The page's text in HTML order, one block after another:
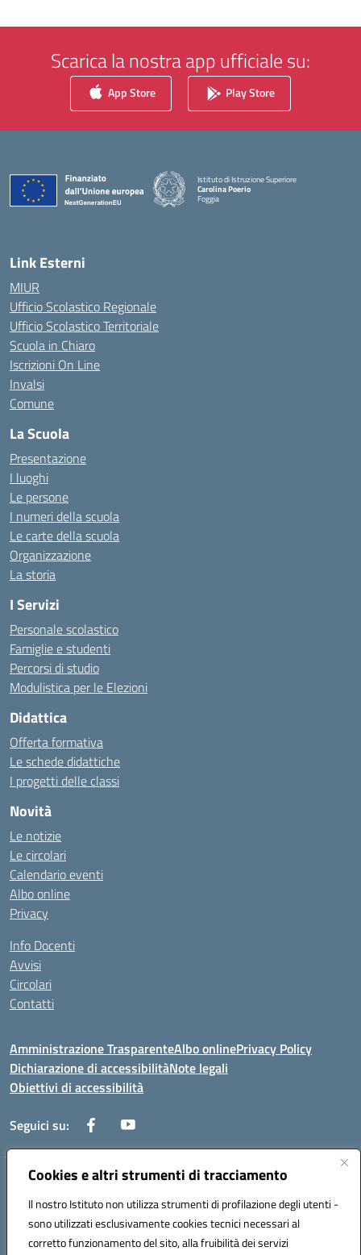
Cookies e altri strumenti di tracciamento
Il nostro Istituto non utilizza strumenti di profilazione degli utenti -
sono utilizzati esclusivamente cookies tecnici necessari al
corretto funzionamento del sito, alla fruibilità dei servizi
Scarica la nostra app ufficiale su:
App Store Play Store
Istituto di Istruzione Superiore
Carolina Poerio
Foggia
— Visita la pagina iniziale della scuola
Link Esterni
MIUR
Ufficio Scolastico Regionale
Ufficio Scolastico Territoriale
Scuola in Chiaro
Iscrizioni On Line
Invalsi
Comune
La Scuola
Presentazione
I luoghi
Le persone
I numeri della scuola
Le carte della scuola
Organizzazione
La storia
I Servizi
Personale scolastico
Famiglie e studenti
Percorsi di studio
Modulistica per le Elezioni
Didattica
Offerta formativa
Le schede didattiche
I progetti delle classi
Novità
Le notizie
Le circolari
Calendario eventi
Albo online
Privacy
Info Docenti
Avvisi
Circolari
Contatti
Amministrazione TrasparenteAlbo onlinePrivacy Policy
Dichiarazione di accessibilitàNote legali
Obiettivi di accessibilità
Seguici su:
Corso Roma, 1 71100 FOGGIA (FG)
Codice meccanografico: FGPM03000E
Mail: FGPM03000E@istruzione.it - PEC:
FGPM03000E@pec.istruzione.it